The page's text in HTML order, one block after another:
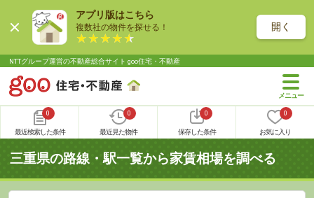
アプリ版はこちら
複数社の物件を探せる！ 開く
NTTグループ運営の不動産総合サイト goo住宅・不動産
0
最近検索した条件
0
最近見た物件
0
保存した条件
0
お気に入り
三重県の路線・駅一覧から家賃相場を調べる